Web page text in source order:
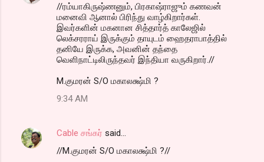
//ரம்யாகிருஷ்ணனும், பிரகாஷ்ராஜும் கணவன்
மனைவி ஆனால் பிரிந்து வாழ்கிறார்கள்.
இவர்களின் மகனான சித்தார்த் காலேஜில்
லெக்சரராய் இருக்கும் தாயுடம் ஹைதராபாத்தில்
தனியே இருக்க, அவனின் தந்தை
வெளிநாட்டிலிருந்தவர் இந்தியா வருகிறார்.//
M.குமரன் S/O மகாலக்ஷ்மி ?
9:34 AM
Cable சங்கர் said…
//M.குமரன் S/O மகாலக்ஷ்மி ?//